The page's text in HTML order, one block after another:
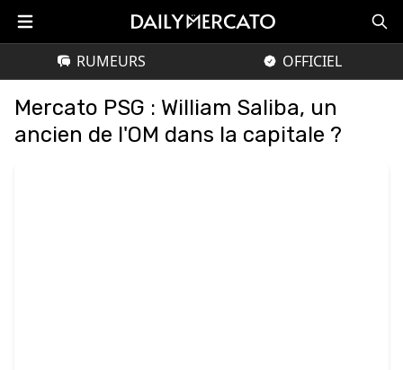
RUMEURS OFFICIEL
Mercato PSG : William Saliba, un
ancien de l'OM dans la capitale ?